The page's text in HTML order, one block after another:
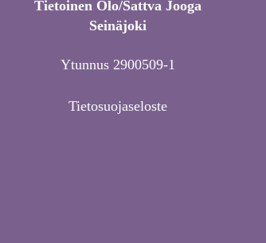
Tietoinen Olo/Sattva Jooga
Seinäjoki
Ytunnus 2900509-1
Tietosuojaseloste